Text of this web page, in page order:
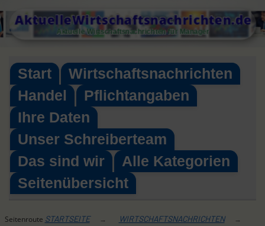
Skip
to AktuelleWirtschaftsnachrichten.de
Aktuelle Wirtschaftsnachrichten für Manager
Start
Wirtschaftsnachrichten
Handel
Pflichtangaben
Ihre Daten
Unser Schreiberteam
Das sind wir
Alle Kategorien
Seitenübersicht
Seitenroute STARTSEITE → WIRTSCHAFTSNACHRICHTEN →